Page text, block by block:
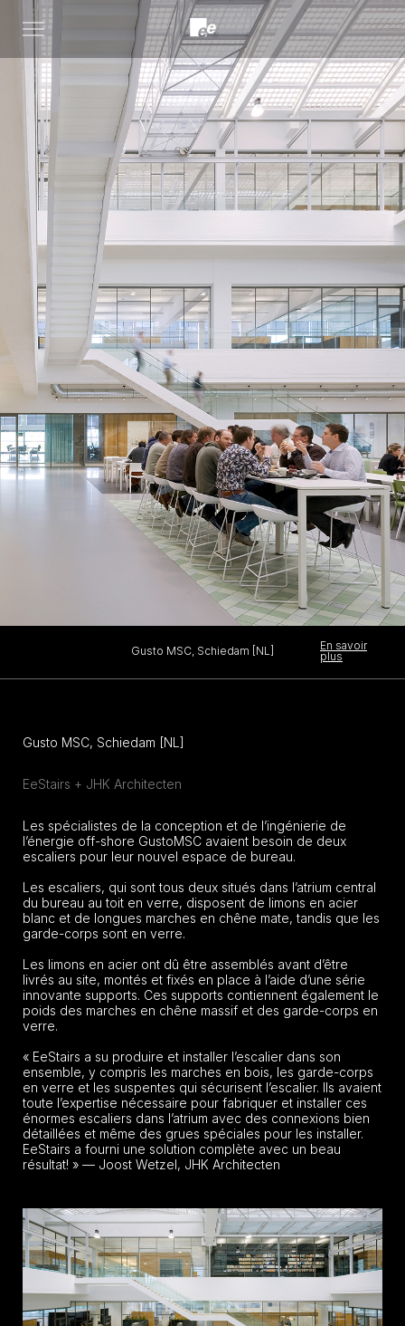
Open
menu
Gusto MSC, Schiedam [NL]
En savoir
plus
Gusto MSC, Schiedam [NL]
EeStairs + JHK Architecten
Les spécialistes de la conception et de l’ingénierie de
l’énergie off-shore GustoMSC avaient besoin de deux
escaliers pour leur nouvel espace de bureau.
Les escaliers, qui sont tous deux situés dans l’atrium central
du bureau au toit en verre, disposent de limons en acier
blanc et de longues marches en chêne mate, tandis que les
garde-corps sont en verre.
Les limons en acier ont dû être assemblés avant d’être
livrés au site, montés et fixés en place à l’aide d’une série
innovante supports. Ces supports contiennent également le
poids des marches en chêne massif et des garde-corps en
verre.
« EeStairs a su produire et installer l’escalier dans son
ensemble, y compris les marches en bois, les garde-corps
en verre et les suspentes qui sécurisent l’escalier. Ils avaient
toute l’expertise nécessaire pour fabriquer et installer ces
énormes escaliers dans l’atrium avec des connexions bien
détaillées et même des grues spéciales pour les installer.
EeStairs a fourni une solution complète avec un beau
résultat! » — Joost Wetzel, JHK Architecten